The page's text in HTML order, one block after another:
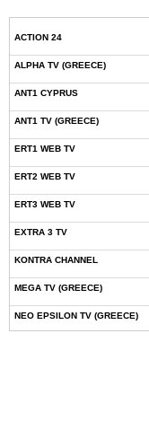
ACTION 24
ALPHA TV (GREECE)
ANT1 CYPRUS
ANT1 TV (GREECE)
ERT1 WEB TV
ERT2 WEB TV
ERT3 WEB TV
EXTRA 3 TV
KONTRA CHANNEL
MEGA TV (GREECE)
NEO EPSILON TV (GREECE)